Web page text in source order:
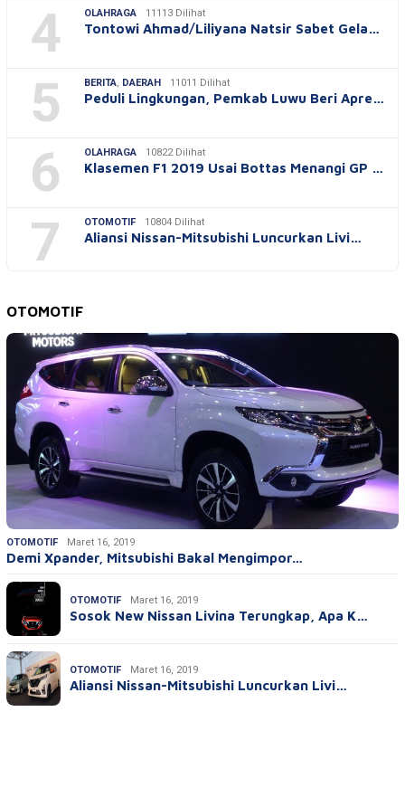
4 OLAHRAGA 11113 Dilihat
Tontowi Ahmad/Liliyana Natsir Sabet Gela…
5 BERITA, DAERAH 11011 Dilihat
Peduli Lingkungan, Pemkab Luwu Beri Apre…
6 OLAHRAGA 10822 Dilihat
Klasemen F1 2019 Usai Bottas Menangi GP …
7 OTOMOTIF 10804 Dilihat
Aliansi Nissan-Mitsubishi Luncurkan Livi…
OTOMOTIF
OTOMOTIF Maret 16, 2019
Demi Xpander, Mitsubishi Bakal Mengimpor…
OTOMOTIF Maret 16, 2019
Sosok New Nissan Livina Terungkap, Apa K…
OTOMOTIF Maret 16, 2019
Aliansi Nissan-Mitsubishi Luncurkan Livi…